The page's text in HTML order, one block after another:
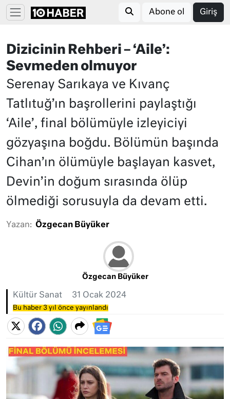
Abone ol Giriş
Dizicinin Rehberi – ‘Aile’:
Sevmeden olmuyor
Serenay Sarıkaya ve Kıvanç
Tatlıtuğ’ın başrollerini paylaştığı
‘Aile’, final bölümüyle izleyiciyi
gözyaşına boğdu. Bölümün başında
Cihan’ın ölümüyle başlayan kasvet,
Devin’in doğum sırasında ölüp
ölmediği sorusuyla da devam etti.
Yazan: Özgecan Büyüker
Özgecan Büyüker
Kültür Sanat 31 Ocak 2024
Bu haber 3 yıl önce yayınlandı